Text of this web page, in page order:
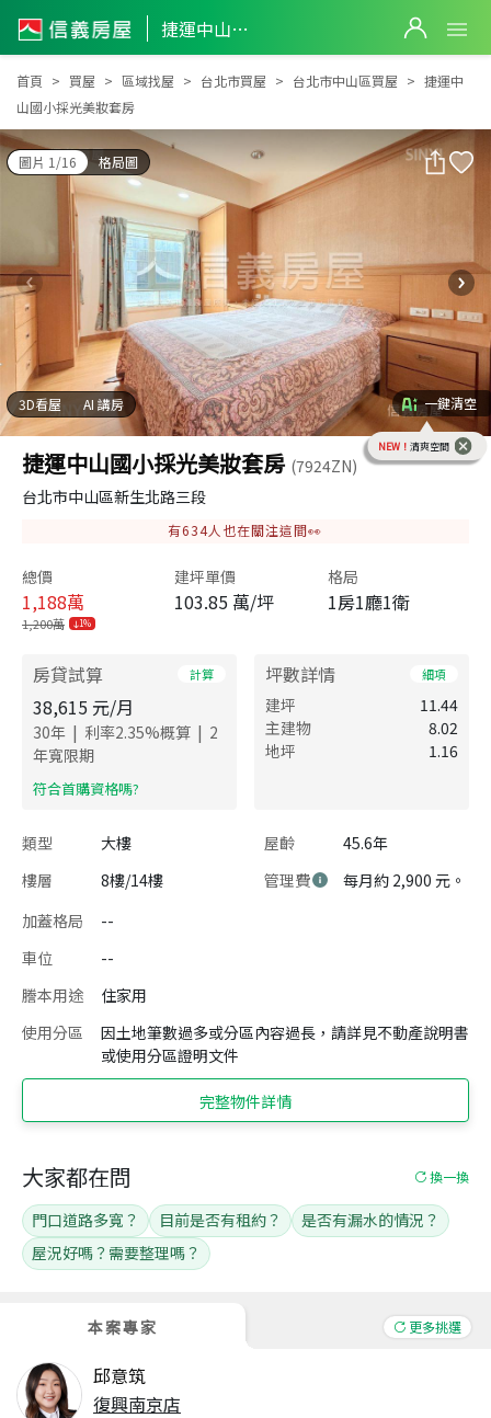
捷運中山國小採光美妝套房
捷運中山國小採光美妝套房
首頁 買屋 區域找屋 台北市買屋 台北市中山區買屋
捷運中
山國小採光美妝套房
圖片 1/16 格局圖
3D看屋 AI 講房 一鍵清空
NEW！ 清爽空間
捷運中山國小採光美妝套房 (7924ZN)
台北市中山區新生北路三段
有634人也在關注這間👀
總價
1,188萬
1,200萬 1%
建坪單價
103.85 萬/坪
格局
1房1廳1衛
房貸試算 計算
38,615 元/月
30年 | 利率2.35%概算 | 2
年寬限期
​符合首購資格嗎?
坪數詳情 細項
建坪
11.44
主建物
8.02
地坪
1.16
類型 大樓 屋齡
45.6年
樓層
8樓/14樓 管理費
每月約 2,900 元。
加蓋格局
--
車位
--
謄本用途
住家用
使用分區
因土地筆數過多或分區內容過長，請詳見不動產說明書
或使用分區證明文件
完整物件詳情
本案專家 更多挑選
邱意筑
復興南京店
大家都在問 換一換
門口道路多寬？ 目前是否有租約？
是否有漏水的情況？
屋況好嗎？需要整理嗎？